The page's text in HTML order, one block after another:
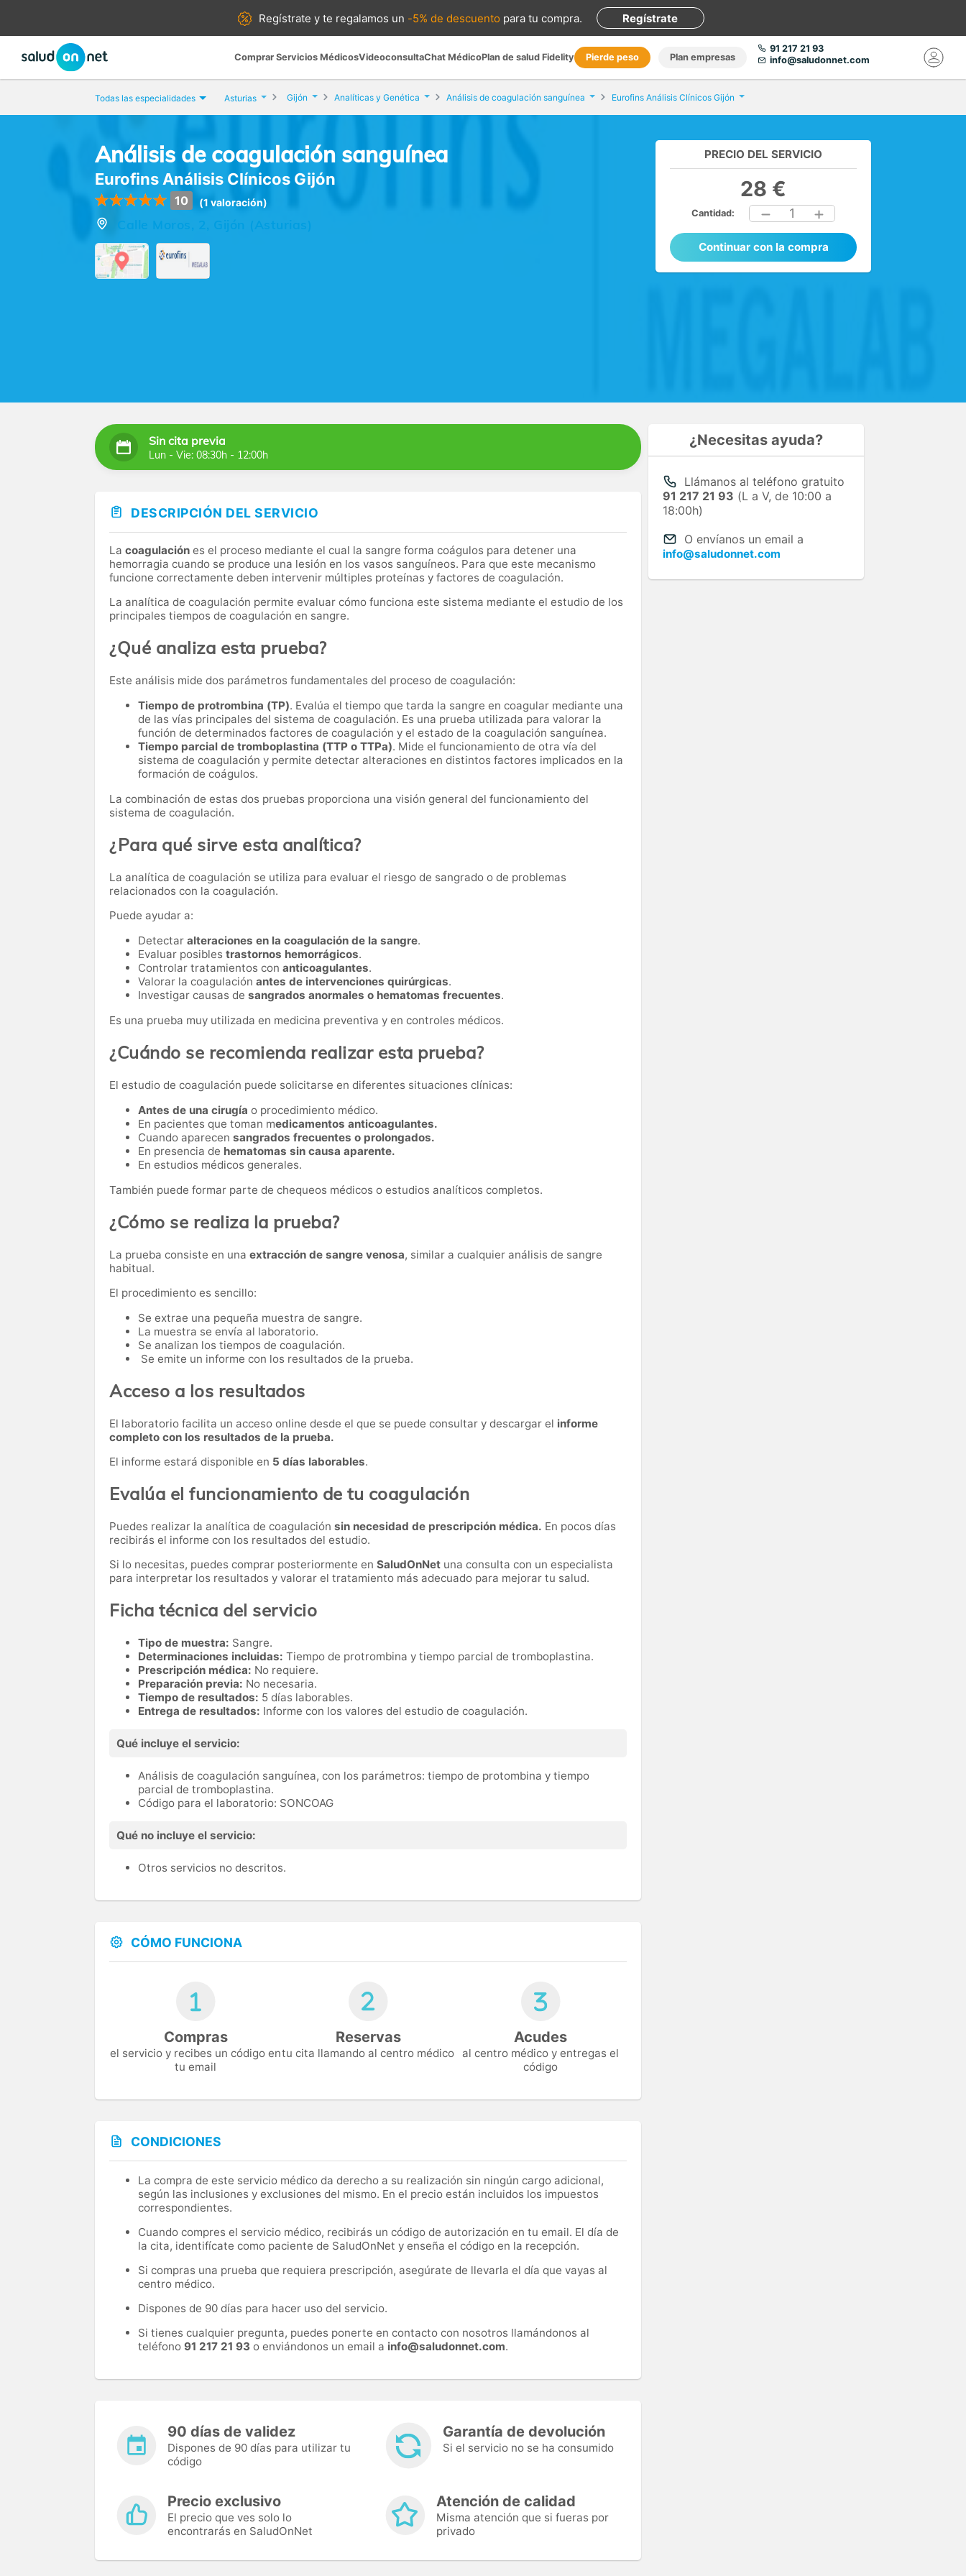
Regístrate yte regalamos un -5% de descuento para tu compra. Regístrate
Comprar Servicios MédicosVideoconsultaChat MédicoPlan de salud Fidelity Pierde peso Plan empresas
91 217 21 93
info@saludonnet.com
Todas las especialidades Asturias Gijón Analíticas y Genética Análisis de coagulación sanguínea Eurofins Análisis Clínicos Gijón
Análisis de coagulación sanguínea
Eurofins Análisis Clínicos Gijón
10 (1 valoración)
Calle Moros, 2, Gijón (Asturias)
PRECIO DEL SERVICIO
28 €
Cantidad: 1
Continuar con la compra
Sin cita previa
Lun - Vie: 08:30h - 12:00h
DESCRIPCIÓN DEL SERVICIO
La coagulación es el proceso mediante el cual la sangre forma coágulos para detener una
hemorragia cuando se produce una lesión en los vasos sanguíneos. Para que este mecanismo
funcione correctamente deben intervenir múltiples proteínas y factores de coagulación.
La analítica de coagulación permite evaluar cómo funciona este sistema mediante el estudio de los
principales tiempos de coagulación en sangre.
¿Qué analiza esta prueba?
Este análisis mide dos parámetros fundamentales del proceso de coagulación:
Tiempo de protrombina (TP). Evalúa el tiempo que tarda la sangre en coagular mediante una
de las vías principales del sistema de coagulación. Es una prueba utilizada para valorar la
función de determinados factores de coagulación y el estado de la coagulación sanguínea.
Tiempo parcial de tromboplastina (TTP o TTPa). Mide el funcionamiento de otra vía del
sistema de coagulación y permite detectar alteraciones en distintos factores implicados en la
formación de coágulos.
La combinación de estas dos pruebas proporciona una visión general del funcionamiento del
sistema de coagulación.
¿Para qué sirve esta analítica?
La analítica de coagulación se utiliza para evaluar el riesgo de sangrado o de problemas
relacionados con la coagulación.
Puede ayudar a:
Detectar alteraciones en la coagulación de la sangre.
Evaluar posibles trastornos hemorrágicos.
Controlar tratamientos con anticoagulantes.
Valorar la coagulación antes de intervenciones quirúrgicas.
Investigar causas de sangrados anormales o hematomas frecuentes.
Es una prueba muy utilizada en medicina preventiva y en controles médicos.
¿Cuándo se recomienda realizar esta prueba?
El estudio de coagulación puede solicitarse en diferentes situaciones clínicas:
Antes de una cirugía o procedimiento médico.
En pacientes que toman medicamentos anticoagulantes.
Cuando aparecen sangrados frecuentes o prolongados.
En presencia de hematomas sin causa aparente.
En estudios médicos generales.
También puede formar parte de chequeos médicos o estudios analíticos completos.
¿Cómo se realiza la prueba?
La prueba consiste en una extracción de sangre venosa, similar a cualquier análisis de sangre
habitual.
El procedimiento es sencillo:
Se extrae una pequeña muestra de sangre.
La muestra se envía al laboratorio.
Se analizan los tiempos de coagulación.
Se emite un informe con los resultados de la prueba.
Acceso a los resultados
El laboratorio facilita un acceso online desde el que se puede consultar y descargar el informe
completo con los resultados de la prueba.
El informe estará disponible en 5 días laborables.
Evalúa el funcionamiento de tu coagulación
Puedes realizar la analítica de coagulación sin necesidad de prescripción médica. En pocos días
recibirás el informe con los resultados del estudio.
Si lo necesitas, puedes comprar posteriormente en SaludOnNet una consulta con un especialista
para interpretar los resultados y valorar el tratamiento más adecuado para mejorar tu salud.
Ficha técnica del servicio
Tipo de muestra: Sangre.
Determinaciones incluidas: Tiempo de protrombina y tiempo parcial de tromboplastina.
Prescripción médica: No requiere.
Preparación previa: No necesaria.
Tiempo de resultados: 5 días laborables.
Entrega de resultados: Informe con los valores del estudio de coagulación.
Qué incluye el servicio:
Análisis de coagulación sanguínea, con los parámetros: tiempo de protombina y tiempo
parcial de tromboplastina.
Código para el laboratorio: SONCOAG
Qué no incluye el servicio:
Otros servicios no descritos.
CÓMO FUNCIONA
Compras
el servicio y recibes un código en
tu email
Reservas
tu cita llamando al centro médico
Acudes
al centro médico y entregas el
código
CONDICIONES
La compra de este servicio médico da derecho a su realización sin ningún cargo adicional,
según las inclusiones y exclusiones del mismo. En el precio están incluidos los impuestos
correspondientes.
Cuando compres el servicio médico, recibirás un código de autorización en tu email. El día de
la cita, identifícate como paciente de SaludOnNet y enseña el código en la recepción.
Si compras una prueba que requiera prescripción, asegúrate de llevarla el día que vayas al
centro médico.
Dispones de 90 días para hacer uso del servicio.
Si tienes cualquier pregunta, puedes ponerte en contacto con nosotros llamándonos al
teléfono 91 217 21 93 o enviándonos un email a info@saludonnet.com.
90 días de validez
Dispones de 90 días para utilizar tu
código
Garantía de devolución
Si el servicio no se ha consumido
Precio exclusivo
El precio que ves solo lo
encontrarás en SaludOnNet
Atención de calidad
Misma atención que si fueras por
privado
¿Necesitas ayuda?
Llámanos al teléfono gratuito
91 217 21 93 (L a V, de 10:00 a
18:00h)
O envíanos un email a
info@saludonnet.com